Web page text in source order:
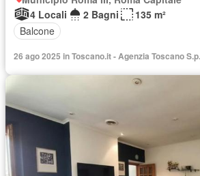
4 Locali
2 Bagni
135 m²
Balcone
26 ago 2025 in Toscano.it - Agenzia Toscano